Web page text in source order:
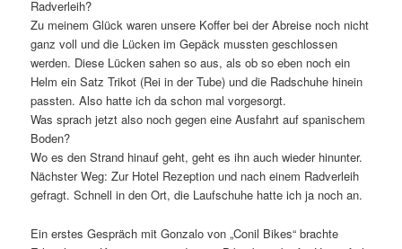
Radverleih?
Zu meinem Glück waren unsere Koffer bei der Abreise noch nicht
ganz voll und die Lücken im Gepäck mussten geschlossen
werden. Diese Lücken sahen so aus, als ob so eben noch ein
Helm ein Satz Trikot (Rei in der Tube) und die Radschuhe hinein
passten. Also hatte ich da schon mal vorgesorgt.
Was sprach jetzt also noch gegen eine Ausfahrt auf spanischem
Boden?
Wo es den Strand hinauf geht, geht es ihn auch wieder hinunter.
Nächster Weg: Zur Hotel Rezeption und nach einem Radverleih
gefragt. Schnell in den Ort, die Laufschuhe hatte ich ja noch an.
Ein erstes Gespräch mit Gonzalo von „Conil Bikes“ brachte